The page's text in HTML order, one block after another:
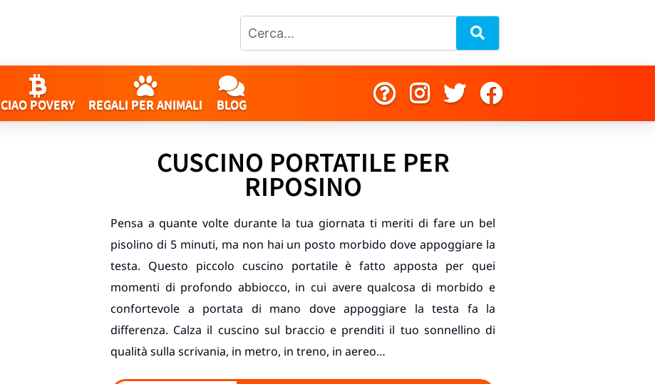
CIAO POVERY REGALI PER ANIMALI BLOG
CUSCINO PORTATILE PER
RIPOSINO
Pensa a quante volte durante la tua giornata ti meriti di fare un bel
pisolino di 5 minuti, ma non hai un posto morbido dove appoggiare la
testa. Questo piccolo cuscino portatile è fatto apposta per quei
momenti di profondo abbiocco, in cui avere qualcosa di morbido e
confortevole a portata di mano dove appoggiare la testa fa la
differenza. Calza il cuscino sul braccio e prenditi il tuo sonnellino di
qualità sulla scrivania, in metro, in treno, in aereo…